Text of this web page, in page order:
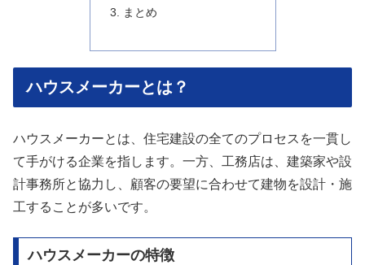
まとめ
ハウスメーカーとは？
ハウスメーカーとは、住宅建設の全てのプロセスを一貫し
て手がける企業を指します。一方、工務店は、建築家や設
計事務所と協力し、顧客の要望に合わせて建物を設計・施
工することが多いです。
ハウスメーカーの特徴